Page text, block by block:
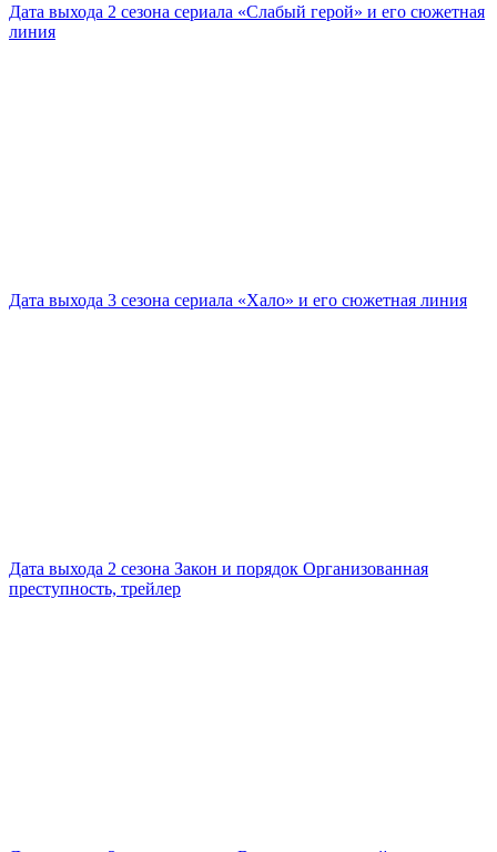
Дата выхода 2 сезона сериала «Слабый герой» и его сюжетная
линия
Дата выхода 3 сезона сериала «Хало» и его сюжетная линия
Дата выхода 2 сезона Закон и порядок Организованная
преступность, трейлер